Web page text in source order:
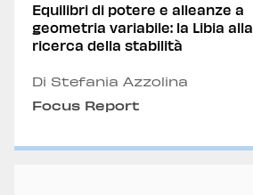
Equilibri di potere e alleanze a
geometria variabile: la Libia alla
ricerca della stabilità
Di Stefania Azzolina
Focus Report